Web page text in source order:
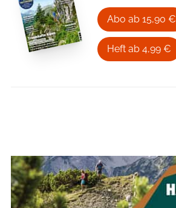
Abo ab 15,90 €
Heft ab 4,99 €